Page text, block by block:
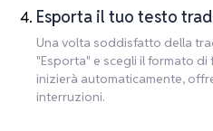
Esporta il tuo testo
Una volta soddisfatto della
"Esporta" e scegli il formato
inizierà automaticamente,
interruzioni.